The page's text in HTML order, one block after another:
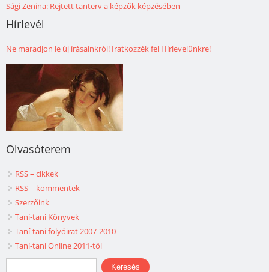
Sági Zenina: Rejtett tanterv a képzők képzésében
Hírlevél
Ne maradjon le új írásainkról! Iratkozzék fel Hírlevelünkre!
Olvasóterem
RSS – cikkek
RSS – kommentek
Szerzőink
Taní-tani Könyvek
Taní-tani folyóirat 2007-2010
Taní-tani Online 2011-től
Keresés űrlap
Keresés